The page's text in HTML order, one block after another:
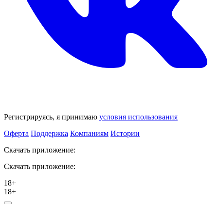
Регистрируясь, я принимаю условия использования
Оферта Поддержка Компаниям Истории
Скачать приложение:
Скачать приложение:
18+
18+